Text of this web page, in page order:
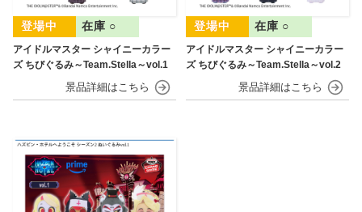
アイドルマスター シャイニーカラー
ズ ちびぐるみ～Team.Stella～vol.1
在庫 ○
アイドルマスター シャイニーカラー
ズ ちびぐるみ～Team.Stella～vol.2
在庫 ○